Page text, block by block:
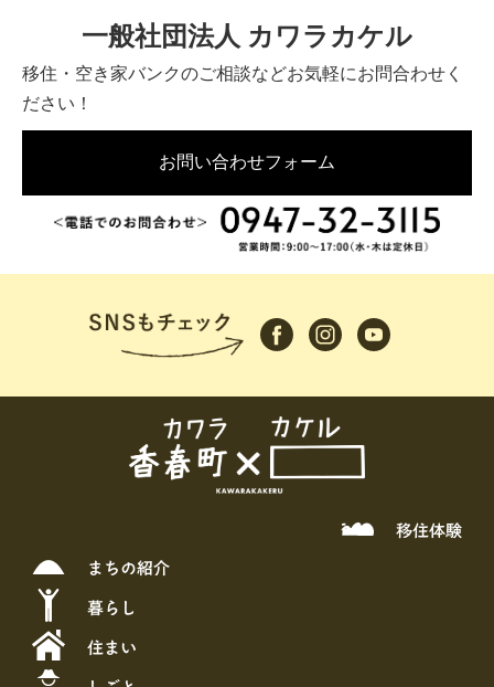
一般社団法人 カワラカケル
移住・空き家バンクのご相談などお気軽にお問合わせく
ださい！
お問い合わせフォーム
移住体験
まちの紹介
暮らし
住まい